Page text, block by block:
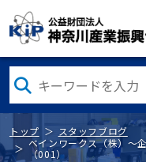
トップ
スタッフブログ
ベインワークス（株）～
（001）